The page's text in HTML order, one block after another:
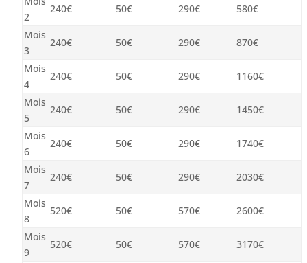
2
240€ 50€ 290€
580€
Mois
3
240€ 50€ 290€
870€
Mois
4
240€ 50€ 290€
1160€
Mois
5
240€ 50€ 290€
1450€
Mois
6
240€ 50€ 290€
1740€
Mois
7
240€ 50€ 290€
2030€
Mois
8
520€ 50€ 570€
2600€
Mois
9
520€ 50€ 570€
3170€